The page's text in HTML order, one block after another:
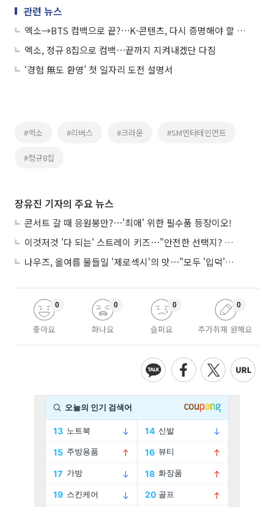
관련 뉴스
엑소→BTS 컴백으로 끝?⋯K-콘텐츠, 다시 증명해야 할 시간
엑소, 정규 8집으로 컴백⋯끝까지 지켜내겠단 다짐
‘경험 無도 환영’ 첫 일자리 도전 설명서
#엑소 #리버스 #크라운 #SM엔터테인먼트
#정규8집
장유진 기자의 주요 뉴스
콘서트 갈 때 응원봉만?⋯'최애' 위한 필수품 등장이오!
이것저것 '다 되는' 스트레이 키즈⋯"안전한 선택지? 도전이 재밌죠"
나우즈, 올여름 물들일 '제로섹시'의 맛⋯"모두 '입덕'시킬 것"
좋아요
0
화나요
0
슬퍼요
0
추가취재 원해요
0